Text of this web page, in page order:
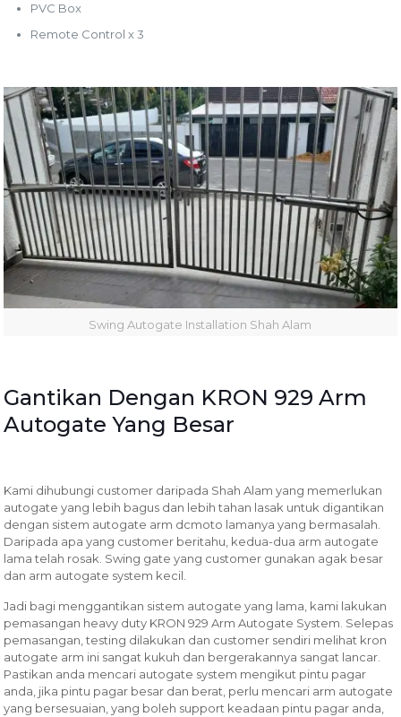
PVC Box
Remote Control x 3
Swing Autogate Installation Shah Alam
Gantikan Dengan KRON 929 Arm
Autogate Yang Besar
Kami dihubungi customer daripada Shah Alam yang memerlukan
autogate yang lebih bagus dan lebih tahan lasak untuk digantikan
dengan sistem autogate arm dcmoto lamanya yang bermasalah.
Daripada apa yang customer beritahu, kedua-dua arm autogate
lama telah rosak. Swing gate yang customer gunakan agak besar
dan arm autogate system kecil.
Jadi bagi menggantikan sistem autogate yang lama, kami lakukan
pemasangan heavy duty KRON 929 Arm Autogate System. Selepas
pemasangan, testing dilakukan dan customer sendiri melihat kron
autogate arm ini sangat kukuh dan bergerakannya sangat lancar.
Pastikan anda mencari autogate system mengikut pintu pagar
anda, jika pintu pagar besar dan berat, perlu mencari arm autogate
yang bersesuaian, yang boleh support keadaan pintu pagar anda,